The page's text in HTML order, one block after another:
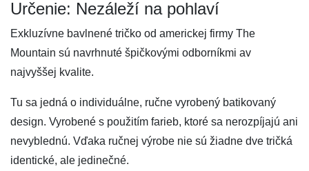
Určenie: Nezáleží na pohlaví
Exkluzívne bavlnené tričko od americkej firmy The
Mountain sú navrhnuté špičkovými odborníkmi av
najvyššej kvalite.
Tu sa jedná o individuálne, ručne vyrobený batikovaný
design. Vyrobené s použitím farieb, ktoré sa nerozpíjajú ani
nevyblednú. Vďaka ručnej výrobe nie sú žiadne dve tričká
identické, ale jedinečné.